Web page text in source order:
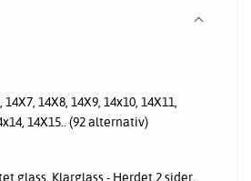
14X7, 14X8, 14X9, 14x10, 14X11,
14X15.. (92 alternativ)
glass, Klarglass - Herdet 2 sider,